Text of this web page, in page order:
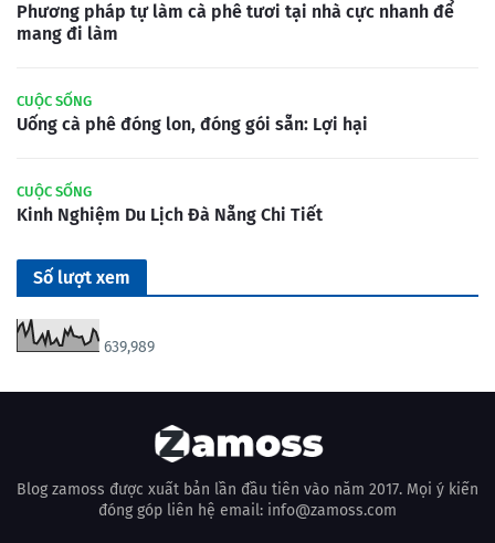
Phương pháp tự làm cà phê tươi tại nhà cực nhanh để
mang đi làm
CUỘC SỐNG
Uống cà phê đóng lon, đóng gói sẵn: Lợi hại
CUỘC SỐNG
Kinh Nghiệm Du Lịch Đà Nẵng Chi Tiết
Số lượt xem
639,989
Blog zamoss được xuất bản lần đầu tiên vào năm 2017. Mọi ý kiến
đóng góp liên hệ email: info@zamoss.com